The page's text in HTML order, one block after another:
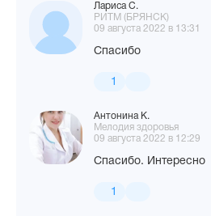
Лариса С.
РИТМ (БРЯНСК)
09 августа 2022 в 13:31
Спасибо
1
Антонина К.
Мелодия здоровья
09 августа 2022 в 12:29
Спасибо. Интересно
1